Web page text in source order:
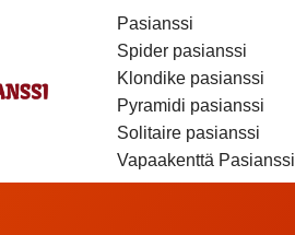
Pasianssi
Spider pasianssi
Klondike pasianssi
Pyramidi pasianssi
Solitaire pasianssi
Vapaakenttä Pasianssi